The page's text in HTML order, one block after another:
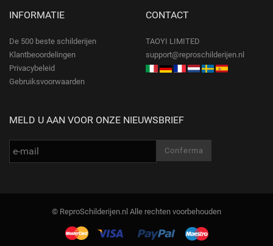
INFORMATIE
De 500 beste schilderijen
Klantbeoordelingen
Privacybeleid
Gebruiksvoorwaarden
CONTACT
TAOYI LIMITED
support@reproschilderijen.nl
MELD U AAN VOOR ONZE NIEUWSBRIEF
© ReproSchilderijen.nl Alle rechten voorbehouden